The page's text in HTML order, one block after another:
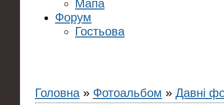
Мапа
Форум
Гостьова
Головна» Фотоальбом » Давні